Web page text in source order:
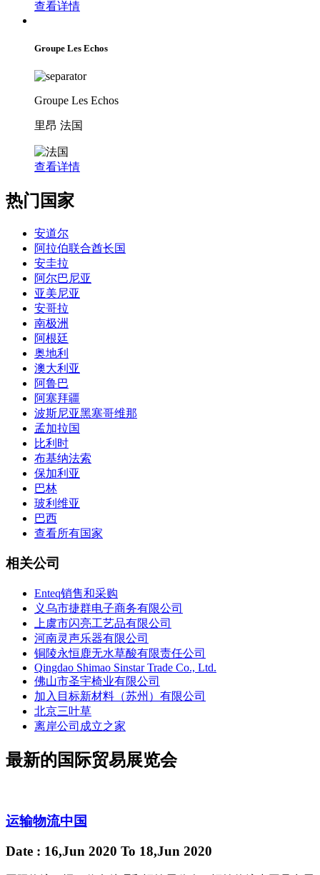
查看详情
Groupe Les Echos
Groupe Les Echos
里昂 法国
查看详情
热门国家
安道尔
阿拉伯联合酋长国
安圭拉
阿尔巴尼亚
亚美尼亚
安哥拉
南极洲
阿根廷
奥地利
澳大利亚
阿鲁巴
阿塞拜疆
波斯尼亚黑塞哥维那
孟加拉国
比利时
布基纳法索
保加利亚
巴林
玻利维亚
巴西
查看所有国家
相关公司
Enteq销售和采购
义乌市捷群电子商务有限公司
上虞市闪亮工艺品有限公司
河南灵声乐器有限公司
铜陵永恒鹿无水草酸有限责任公司
Qingdao Shimao Sinstar Trade Co., Ltd.
佛山市圣宇椅业有限公司
加入目标新材料（苏州）有限公司
北京三叶草
离岸公司成立之家
最新的国际贸易展览会
运输物流中国
Date : 16,Jun 2020 To 18,Jun 2020